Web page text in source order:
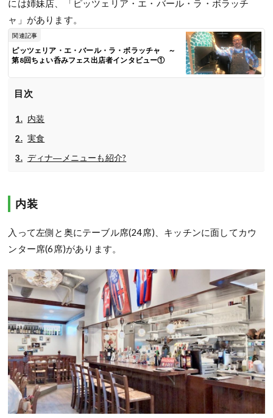
には姉妹店、「ピッツェリア・エ・バール・ラ・ボラッチ
ャ」があります。
関連記事
ピッツェリア・エ・バール・ラ・ボラッチャ ～
第8回ちょい呑みフェス出店者インタビュー①
目次
内装
実食
ディナ―メニューも紹介?
内装
入って左側と奥にテーブル席(24席)、キッチンに面してカウ
ンター席(6席)があります。